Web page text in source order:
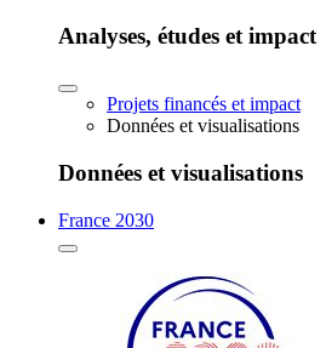
Analyses, études et impact
Projets financés et impact
Données et visualisations
Données et visualisations
France 2030